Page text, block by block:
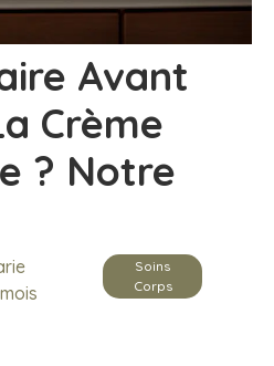
Avant
Crème
? Notre
Soins
Corps